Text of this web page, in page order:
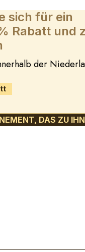
sich für ein
Rabatt und
der
DAS ZU